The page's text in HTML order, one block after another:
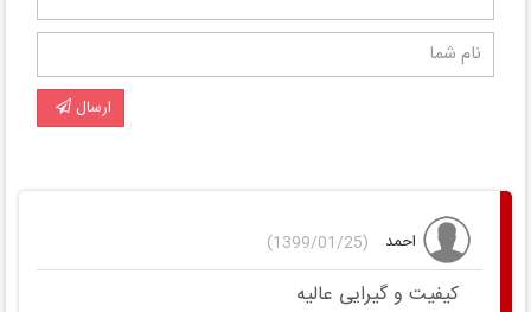
ارسال
احمد (1399/01/25)
کیفیت و گیرایی عالیه